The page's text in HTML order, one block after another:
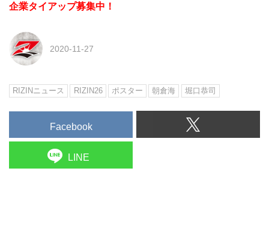
企業タイアップ募集中！
2020-11-27
RIZINニュース RIZIN26 ポスター 朝倉海 堀口恭司
Facebook
LINE